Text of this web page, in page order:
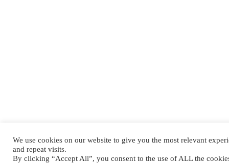
We use cookies on our website to give you the most relevant
and repeat visits.
By clicking “Accept All”, you consent to the use of ALL the